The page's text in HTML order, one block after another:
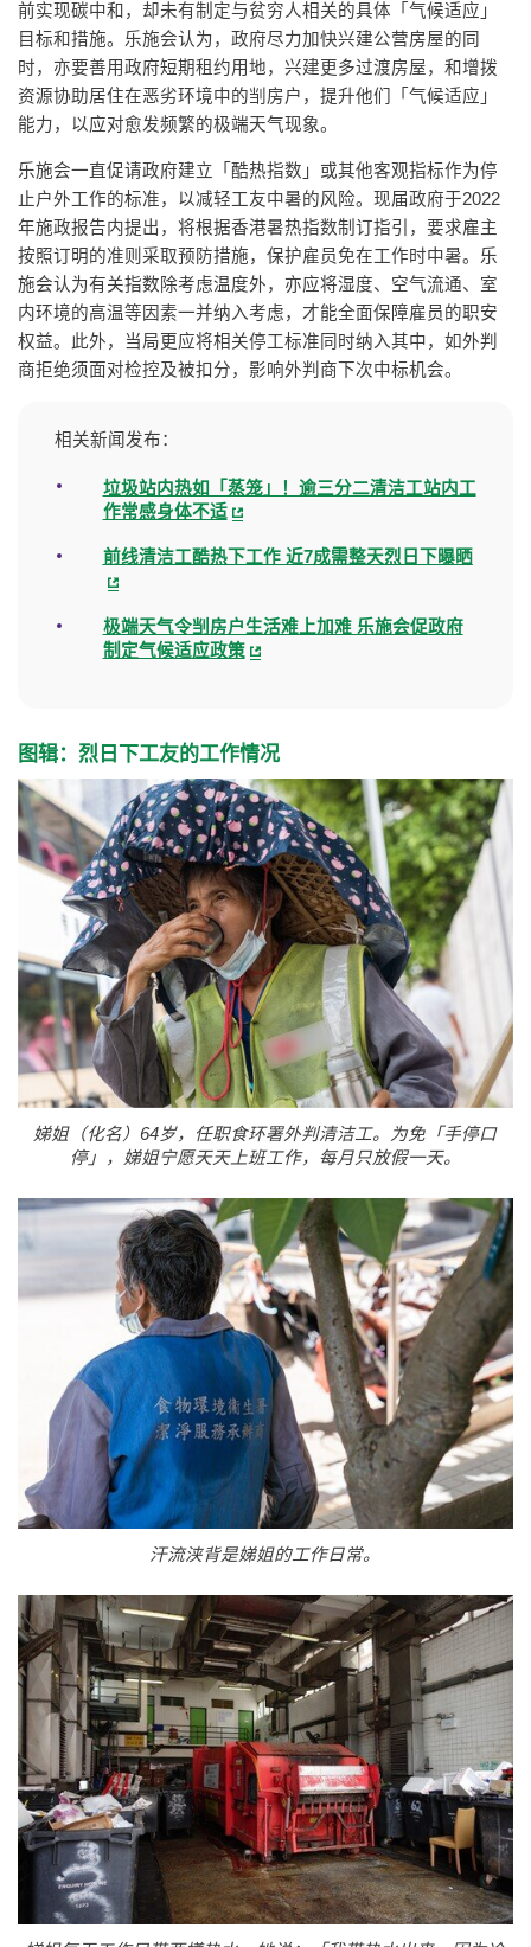
前实现碳中和，却未有制定与贫穷人相关的具体「气候适应」
目标和措施。乐施会认为，政府尽力加快兴建公营房屋的同
时，亦要善用政府短期租约用地，兴建更多过渡房屋，和增拨
资源协助居住在恶劣环境中的㓥房户，提升他们「气候适应」
能力，以应对愈发频繁的极端天气现象。
乐施会一直促请政府建立「酷热指数」或其他客观指标作为停
止户外工作的标准，以减轻工友中暑的风险。现届政府于2022
年施政报告内提出，将根据香港暑热指数制订指引，要求雇主
按照订明的准则采取预防措施，保护雇员免在工作时中暑。乐
施会认为有关指数除考虑温度外，亦应将湿度、空气流通、室
内环境的高温等因素一并纳入考虑，才能全面保障雇员的职安
权益。此外，当局更应将相关停工标准同时纳入其中，如外判
商拒绝须面对检控及被扣分，影响外判商下次中标机会。
相关新闻发布：
垃圾站内热如「蒸笼」！逾三分二清洁工站内工
作常感身体不适
前线清洁工酷热下工作 近7成需整天烈日下曝晒
极端天气令㓥房户生活难上加难 乐施会促政府
制定气候适应政策
图辑：烈日下工友的工作情况
娣姐（化名）64岁，任职食环署外判清洁工。为免「手停口
停」，娣姐宁愿天天上班工作，每月只放假一天。
汗流浃背是娣姐的工作日常。